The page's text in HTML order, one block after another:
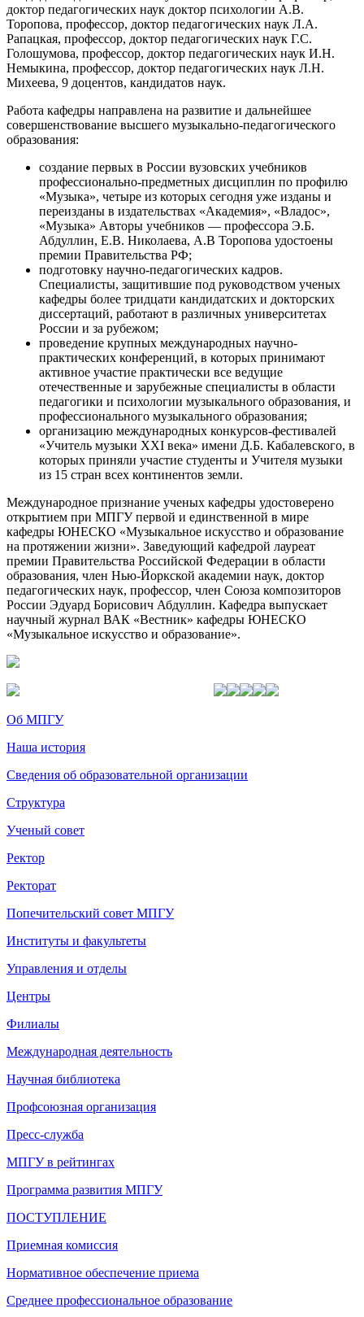
доктор педагогических наук доктор психологии А.В.
Торопова, профессор, доктор педагогических наук Л.А.
Рапацкая, профессор, доктор педагогических наук Г.С.
Голошумова, профессор, доктор педагогических наук И.Н.
Немыкина, профессор, доктор педагогических наук Л.Н.
Михеева, 9 доцентов, кандидатов наук.
Работа кафедры направлена на развитие и дальнейшее
совершенствование высшего музыкально-педагогического
образования:
создание первых в России вузовских учебников
профессионально-предметных дисциплин по профилю
«Музыка», четыре из которых сегодня уже изданы и
переизданы в издательствах «Академия», «Владос»,
«Музыка» Авторы учебников — профессора Э.Б.
Абдуллин, Е.В. Николаева, А.В Торопова удостоены
премии Правительства РФ;
подготовку научно-педагогических кадров.
Специалисты, защитившие под руководством ученых
кафедры более тридцати кандидатских и докторских
диссертаций, работают в различных университетах
России и за рубежом;
проведение крупных международных научно-
практических конференций, в которых принимают
активное участие практически все ведущие
отечественные и зарубежные специалисты в области
педагогики и психологии музыкального образования, и
профессионального музыкального образования;
организацию международных конкурсов-фестивалей
«Учитель музыки XXI века» имени Д.Б. Кабалевского, в
которых приняли участие студенты и Учителя музыки
из 15 стран всех континентов земли.
Международное признание ученых кафедры удостоверено
открытием при МПГУ первой и единственной в мире
кафедры ЮНЕСКО «Музыкальное искусство и образование
на протяжении жизни». Заведующий кафедрой лауреат
премии Правительства Российской Федерации в области
образования, член Нью-Йоркской академии наук, доктор
педагогических наук, профессор, член Союза композиторов
России Эдуард Борисович Абдуллин. Кафедра выпускает
научный журнал ВАК «Вестник» кафедры ЮНЕСКО
«Музыкальное искусство и образование».
Об МПГУ
Наша история
Сведения об образовательной организации
Структура
Ученый совет
Ректор
Ректорат
Попечительский совет МПГУ
Институты и факультеты
Управления и отделы
Центры
Филиалы
Международная деятельность
Научная библиотека
Профсоюзная организация
Пресс-служба
МПГУ в рейтингах
Программа развития МПГУ
ПОСТУПЛЕНИЕ
Приемная комиссия
Нормативное обеспечение приема
Среднее профессиональное образование